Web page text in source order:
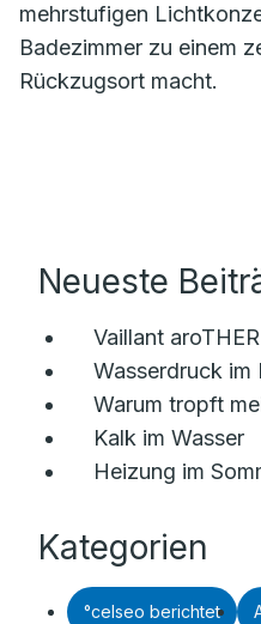
mehrstufigen
Badezimmer zu einem
Rückzugsort macht.
Neueste
Vaillant
Wasserdruck im
Warum tropft
Kalk im Wasser
Heizung im
Kategorien
°celseo berichtet